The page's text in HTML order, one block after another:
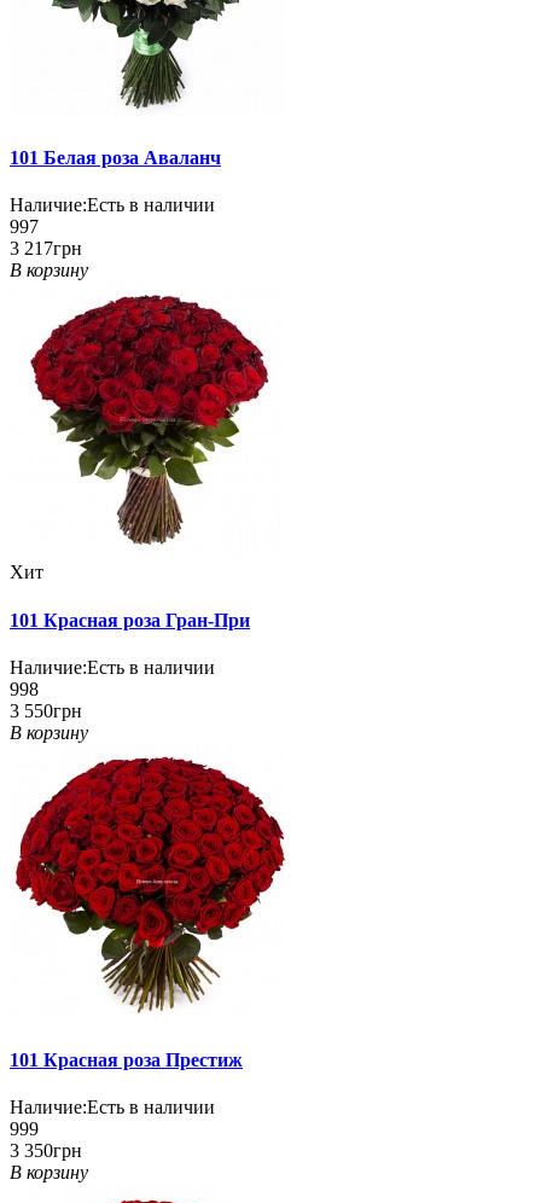
101 Белая роза Аваланч
Наличие:Есть в наличии
997
3 217грн
В корзину
Хит
101 Красная роза Гран-При
Наличие:Есть в наличии
998
3 550грн
В корзину
101 Красная роза Престиж
Наличие:Есть в наличии
999
3 350грн
В корзину